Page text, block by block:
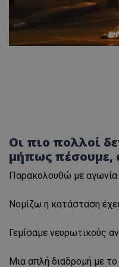
Οι πιο πολλοί
μήπως πέσουμε,
Παρακολουθώ με αγωνία
Νομίζω η κατάσταση έχει
Γεμίσαμε νευρωτικούς
Μια απλή διαδρομή με το